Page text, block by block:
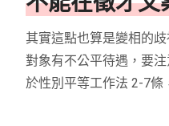
其實這點也算是變相的
對象有不公平待遇，要
於性別平等工作法 2-7條